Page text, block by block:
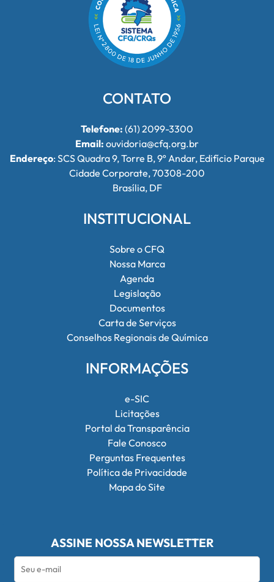
CONTATO
Telefone: (61) 2099-3300
Email: ouvidoria@cfq.org.br
Endereço: SCS Quadra 9, Torre B, 9º Andar, Edifício Parque
Cidade Corporate, 70308-200
Brasília, DF
INSTITUCIONAL
Sobre o CFQ
Nossa Marca
Agenda
Legislação
Documentos
Carta de Serviços
Conselhos Regionais de Química
INFORMAÇÕES
e-SIC
Licitações
Portal da Transparência
Fale Conosco
Perguntas Frequentes
Política de Privacidade
Mapa do Site
ASSINE NOSSA NEWSLETTER